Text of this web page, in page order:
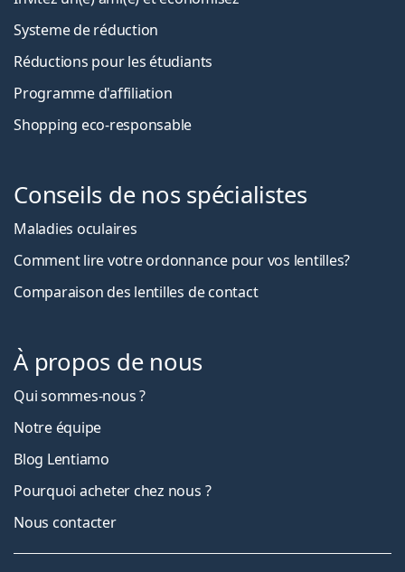
Systeme de réduction
Réductions pour les étudiants
Programme d'affiliation
Shopping eco-responsable
Conseils de nos spécialistes
Maladies oculaires
Comment lire votre ordonnance pour vos lentilles?
Comparaison des lentilles de contact
À propos de nous
Qui sommes-nous ?
Notre équipe
Blog Lentiamo
Pourquoi acheter chez nous ?
Nous contacter